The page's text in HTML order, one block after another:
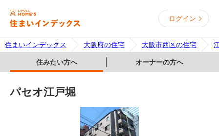
ログイン
住まいインデックス 大阪府の住宅 大阪市西区の住宅
住みたい方へ オーナーの方へ
パセオ江戸堀